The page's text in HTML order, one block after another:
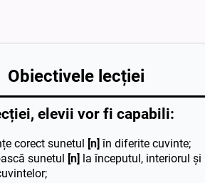
Obiectivele lecției
elevii vor fi capabili:
corect sunetul [n] în diferite cuvinte;
sunetul
[n] la începutul, interiorul și